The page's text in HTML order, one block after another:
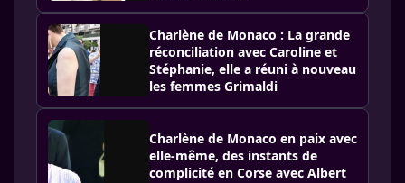
Charlène de Monaco : La grande
réconciliation avec Caroline et
Stéphanie, elle a réuni à nouveau
les femmes Grimaldi
Charlène de Monaco en paix avec
elle-même, des instants de
complicité en Corse avec Albert